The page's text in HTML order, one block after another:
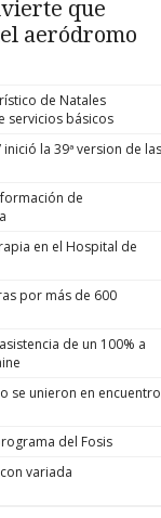
que
aeródromo
de Natales
servicios básicos
la 39ª version de las
de
en el Hospital de
por más de 600
de un 100% a
se unieron en encuentro
del Fosis
variada